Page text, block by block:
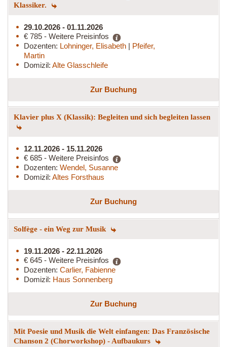
Klassiker.
29.10.2026 - 01.11.2026
€ 785 - Weitere Preisinfos
Dozenten: Lohninger, Elisabeth | Pfeifer,
Martin
Domizil: Alte Glasschleife
Zur Buchung
Klavier plus X (Klassik): Begleiten und sich begleiten lassen
12.11.2026 - 15.11.2026
€ 685 - Weitere Preisinfos
Dozenten: Wendel, Susanne
Domizil: Altes Forsthaus
Zur Buchung
Solfège - ein Weg zur Musik
19.11.2026 - 22.11.2026
€ 645 - Weitere Preisinfos
Dozenten: Carlier, Fabienne
Domizil: Haus Sonnenberg
Zur Buchung
Mit Poesie und Musik die Welt einfangen: Das Französische
Chanson 2 (Chorworkshop) - Aufbaukurs